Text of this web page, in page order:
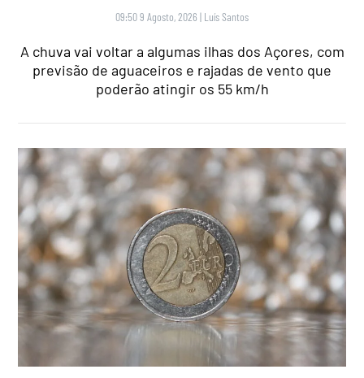
09:50 9 Agosto, 2026 | Luís Santos
A chuva vai voltar a algumas ilhas dos Açores, com
previsão de aguaceiros e rajadas de vento que
poderão atingir os 55 km/h